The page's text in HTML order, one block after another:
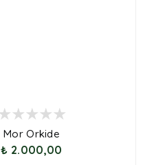
Mor Orkide
₺ 2.000,00